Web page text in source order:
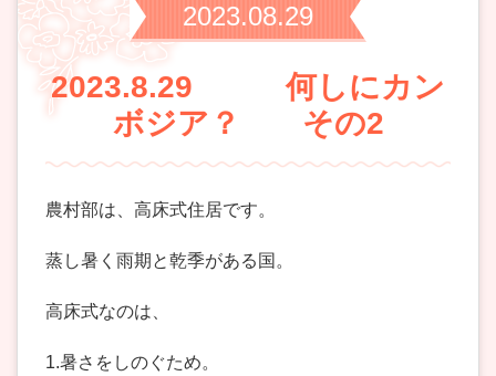
2023.08.29
2023.8.29 何しにカン
ボジア？ その2
農村部は、高床式住居です。
蒸し暑く雨期と乾季がある国。
高床式なのは、
1.暑さをしのぐため。